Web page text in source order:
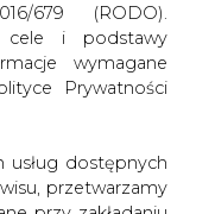
679 (RODO).
cele i podstawy
wymagane
Prywatności
usług dostępnych
przetwarzamy